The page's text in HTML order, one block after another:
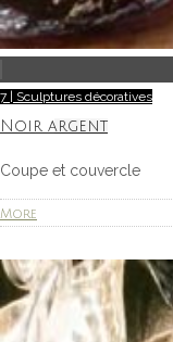
7 | Sculptures décoratives
Noir argent
Coupe et couvercle
More